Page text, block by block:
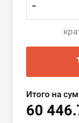
–
Итого на
60